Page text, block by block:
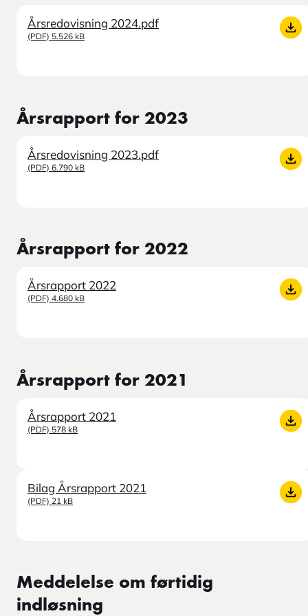
Årsredovisning 2024.pdf
(PDF) 5.526 kB
Årsrapport for 2023
Årsredovisning 2023.pdf
(PDF) 6.790 kB
Årsrapport for 2022
Årsrapport 2022
(PDF) 4.680 kB
Årsrapport for 2021
Årsrapport 2021
(PDF) 578 kB
Bilag Årsrapport 2021
(PDF) 21 kB
Meddelelse om førtidig
indløsning